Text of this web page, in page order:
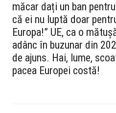
măcar dați un ban
că ei nu luptă doar
Europa!” UE, ca o
adânc în buzunar din
de ajuns. Hai, lume,
pacea Europei costă!